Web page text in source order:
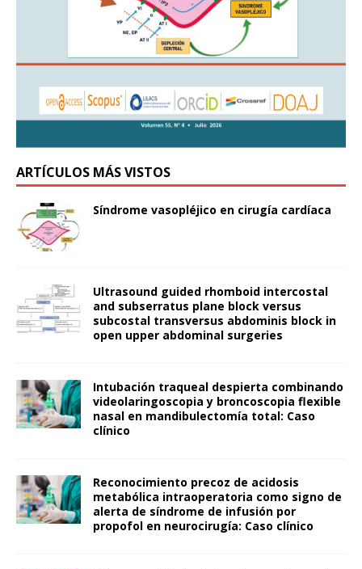
ARTÍCULOS MÁS VISTOS
Síndrome vasopléjico en cirugía cardíaca
Ultrasound guided rhomboid intercostal
and subserratus plane block versus
subcostal transversus abdominis block in
open upper abdominal surgeries
Intubación traqueal despierta combinando
videolaringoscopia y broncoscopia flexible
nasal en mandibulectomía total: Caso
clínico
Reconocimiento precoz de acidosis
metabólica intraoperatoria como signo de
alerta de síndrome de infusión por
propofol en neurocirugía: Caso clínico